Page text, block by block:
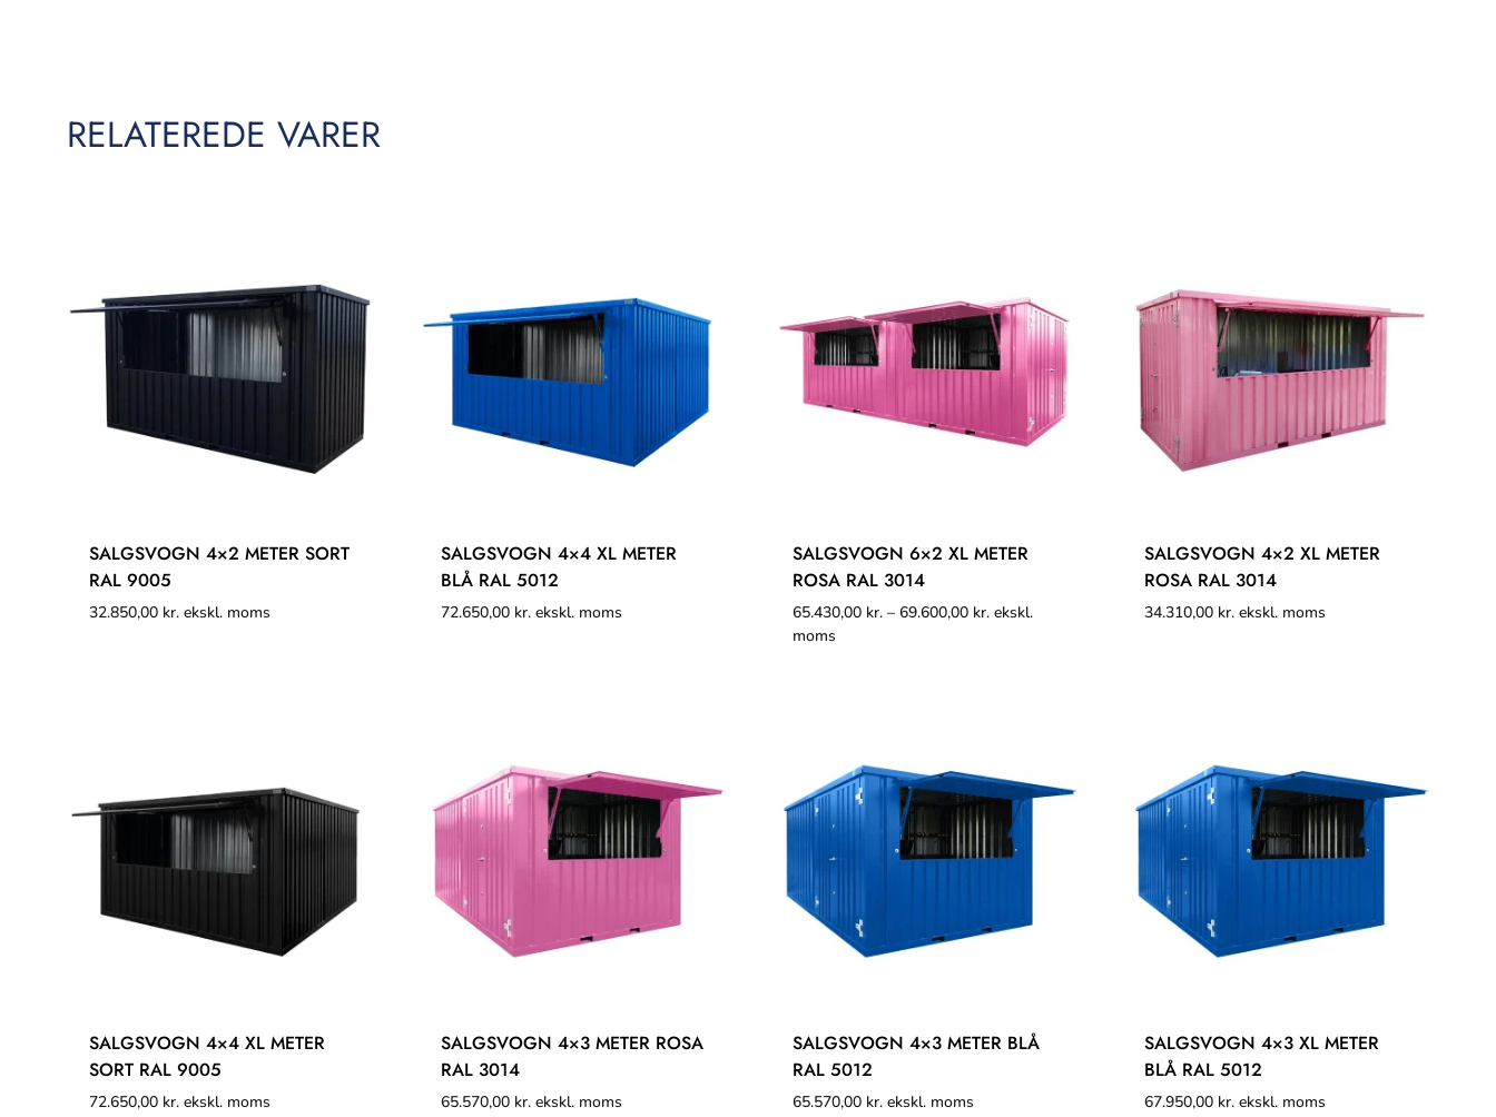
RELATEREDE VARER
SALGSVOGN 4×2 METER SORT
RAL 9005
32.850,00 kr. ekskl. moms
SALGSVOGN 4×4 XL METER
BLÅ RAL 5012
72.650,00 kr. ekskl. moms
SALGSVOGN 6×2 XL METER
ROSA RAL 3014
65.430,00 kr. – 69.600,00 kr. ekskl.
moms
SALGSVOGN 4×2 XL METER
ROSA RAL 3014
34.310,00 kr. ekskl. moms
SALGSVOGN 4×4 XL METER
SORT RAL 9005
72.650,00 kr. ekskl. moms
SALGSVOGN 4×3 METER ROSA
RAL 3014
65.570,00 kr. ekskl. moms
SALGSVOGN 4×3 METER BLÅ
RAL 5012
65.570,00 kr. ekskl. moms
SALGSVOGN 4×3 XL METER
BLÅ RAL 5012
67.950,00 kr. ekskl. moms